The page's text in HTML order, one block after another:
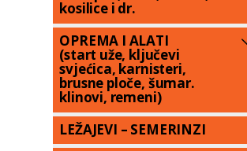
kosilice i dr.
OPREMA I ALATI
(start uže, ključevi
svjećica, karnisteri,
brusne ploče, šumar.
klinovi, remeni)
LEŽAJEVI – SEMERINZI